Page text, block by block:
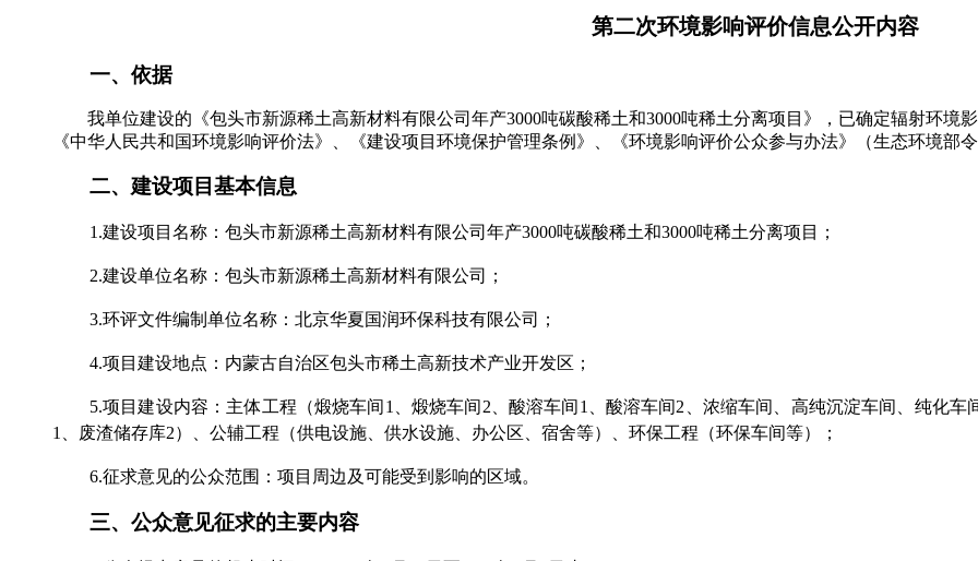
第二次环境影响评价信息公开内容
一、依据
我单位建设的《包头市新源稀土高新材料有限公司年产3000吨碳酸稀土和3000吨稀土分离项目》，已确定辐射环境
《中华人民共和国环境影响评价法》、《建设项目环境保护管理条例》、《环境影响评价公众参与办法》（生态环境部
二、建设项目基本信息
1.建设项目名称：包头市新源稀土高新材料有限公司年产3000吨碳酸稀土和3000吨稀土分离项目 ；
2.建设单位名称：包头市新源稀土高新材料有限公司 ；
3.环评文件编制单位名称：北京华夏国润环保科技有限公司 ；
4.项目建设地点：内蒙古自治区包头市稀土高新技术产业开发区 ；
5.项目建设内容：主体工程（煅烧车间 1 、煅烧车间 2 、酸溶车间 1 、酸溶车间2 、浓缩车间、高纯沉淀车间、纯化车
1
、废渣储存库2）、公辅工程（供电设施、供水设施、办公区、宿舍等）、环保工程（环保车间等） ；
6.征求意见的公众范围：项目周边及可能受到影响的区域。
三、公众意见征求的主要内容